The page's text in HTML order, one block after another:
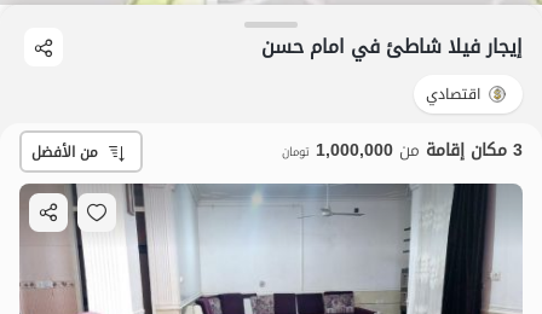
إيجار فيلا شاطئ في امام حسن
اقتصادي
3 مكان إقامة من 1,000,000 تومان من الأفضل